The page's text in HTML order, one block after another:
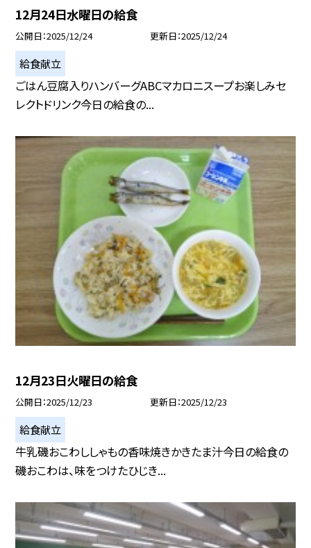
12月24日水曜日の給食
公開日 2025/12/24 更新日 2025/12/24
給食献立
ごはん豆腐入りハンバーグABCマカロニスープお楽しみセ
レクトドリンク今日の給食の...
12月23日火曜日の給食
公開日 2025/12/23 更新日 2025/12/23
給食献立
牛乳磯おこわししゃもの香味焼きかきたま汁今日の給食の
磯おこわは、味をつけたひじき...